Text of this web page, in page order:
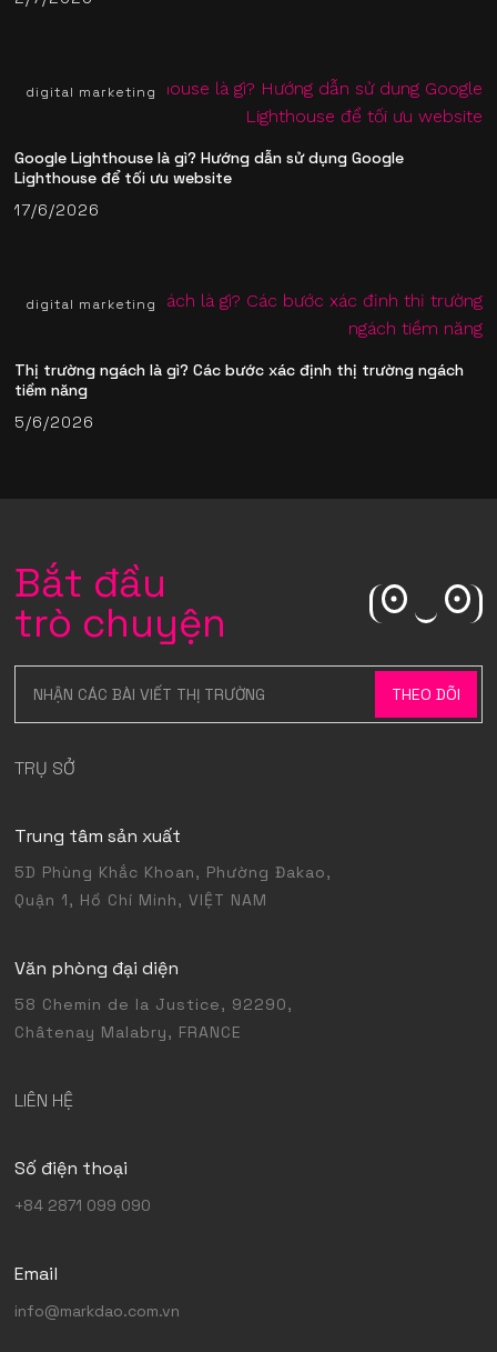
digital marketing
Google Lighthouse là gì? Hướng dẫn sử dụng Google
Lighthouse để tối ưu website
17/6/2026
digital marketing
Thị trường ngách là gì? Các bước xác định thị trường ngách
tiềm năng
5/6/2026
Bắt đầu
trò chuyện
TRỤ SỞ
Trung tâm sản xuất
5D Phùng Khắc Khoan, Phường Đakao,
Quận 1, Hồ Chí Minh, VIỆT NAM
Văn phòng đại diện
58 Chemin de la Justice, 92290,
Châtenay Malabry, FRANCE
LIÊN HỆ
Số điện thoại
+84 2871 099 090
Email
info@markdao.com.vn